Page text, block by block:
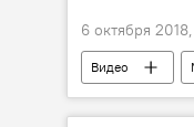
6 октября
Видео